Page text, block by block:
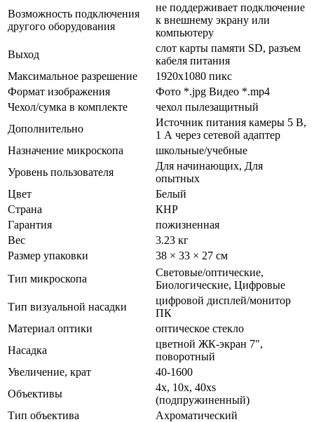
Возможность подключения
другого оборудования
не поддерживает подключение
к внешнему экрану или
компьютеру
Выход
слот карты памяти SD, разъем
кабеля питания
Максимальное разрешение
1920x1080 пикс
Формат изображения
Фото *.jpg Видео *.mp4
Чехол/сумка в комплекте
чехол пылезащитный
Дополнительно
Источник питания камеры 5 В,
1 А через сетевой адаптер
Назначение микроскопа
школьные/учебные
Уровень пользователя
Для начинающих, Для
опытных
Цвет
Белый
Страна
КНР
Гарантия
пожизненная
Вес
3.23 кг
Размер упаковки
38 × 33 × 27 см
Тип микроскопа
Световые/оптические,
Биологические, Цифровые
Тип визуальной насадки
цифровой дисплей/монитор
ПК
Материал оптики
оптическое стекло
Насадка
цветной ЖК-экран 7",
поворотный
Увеличение, крат
40-1600
Объективы
4x, 10x, 40xs
(подпружиненный)
Тип объектива
Ахроматический